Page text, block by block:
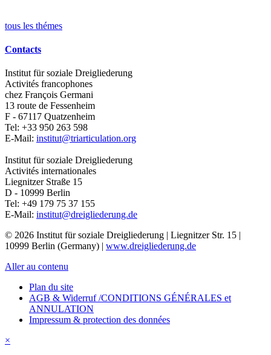
tous les thémes
Contacts
Institut für soziale Dreigliederung
Activités francophones
chez François Germani
13 route de Fessenheim
F - 67117 Quatzenheim
Tel: +33 950 263 598
E-Mail: institut@triarticulation.org
Institut für soziale Dreigliederung
Activités internationales
Liegnitzer Straße 15
D - 10999 Berlin
Tel: +49 179 75 37 155
E-Mail: institut@dreigliederung.de
© 2026 Institut für soziale Dreigliederung | Liegnitzer Str. 15 |
10999 Berlin (Germany) | www.dreigliederung.de
Aller au contenu
Plan du site
AGB & Widerruf /CONDITIONS GÉNÉRALES et
ANNULATION
Impressum & protection des données
×